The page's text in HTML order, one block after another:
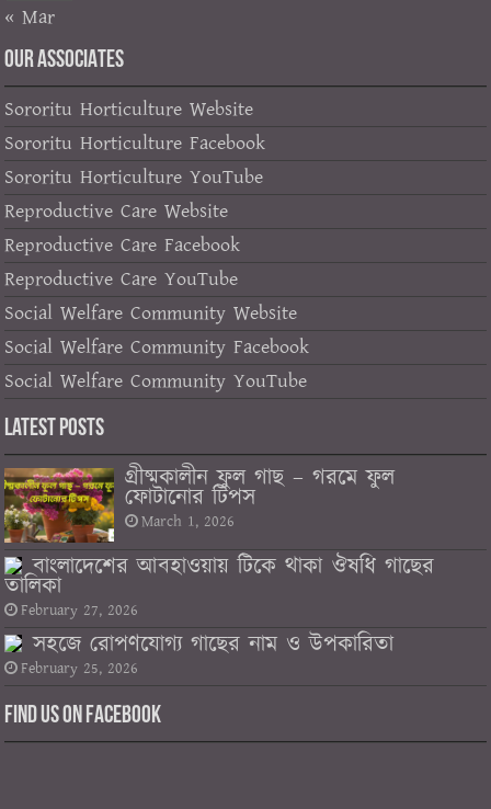
« Mar
OUR ASSOCIATES
Sororitu Horticulture Website
Sororitu Horticulture Facebook
Sororitu Horticulture YouTube
Reproductive Care Website
Reproductive Care Facebook
Reproductive Care YouTube
Social Welfare Community Website
Social Welfare Community Facebook
Social Welfare Community YouTube
Latest Posts
গ্রীষ্মকালীন ফুল গাছ – গরমে ফুল
ফোটানোর টিপস
March 1, 2026
বাংলাদেশের আবহাওয়ায় টিকে থাকা ঔষধি গাছের
তালিকা
February 27, 2026
সহজে রোপণযোগ্য গাছের নাম ও উপকারিতা
February 25, 2026
Find us on Facebook